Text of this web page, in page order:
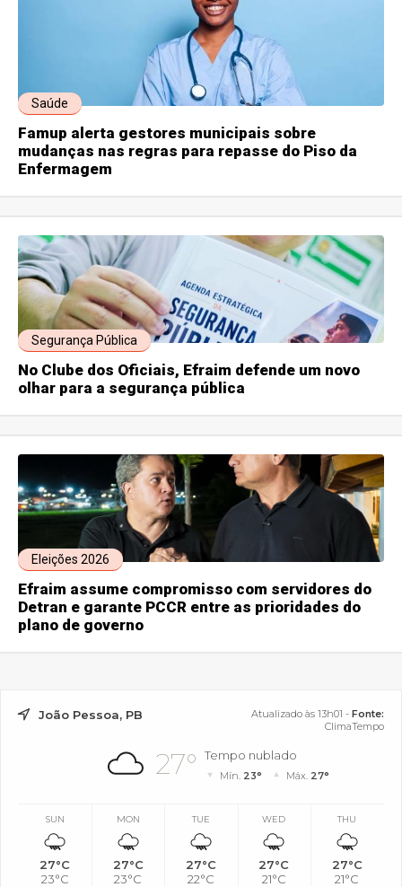
Saúde
Famup alerta gestores municipais sobre
mudanças nas regras para repasse do Piso da
Enfermagem
Segurança Pública
No Clube dos Oficiais, Efraim defende um novo
olhar para a segurança pública
Eleições 2026
Efraim assume compromisso com servidores do
Detran e garante PCCR entre as prioridades do
plano de governo
João Pessoa, PB Atualizado às 13h01 - Fonte:
ClimaTempo
27° Tempo nublado
Mín. 23° Máx. 27°
SUN
27°C
23°C
MON
27°C
23°C
TUE
27°C
22°C
WED
27°C
21°C
THU
27°C
21°C